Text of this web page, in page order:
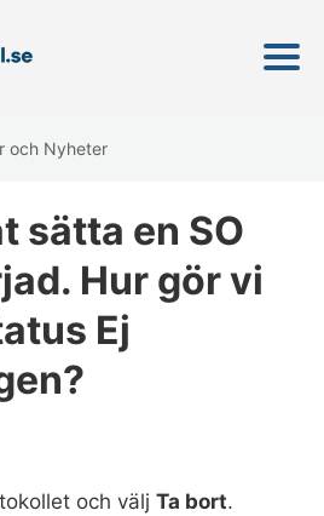
och Nyheter
sätta en SO
Hur gör vi
Ej
och välj Ta bort.